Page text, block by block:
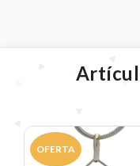
OFERTA